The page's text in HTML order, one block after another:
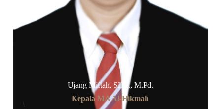
Ujang Miftah, SH.I., M.Pd.
Kepala MA Al-Hikmah